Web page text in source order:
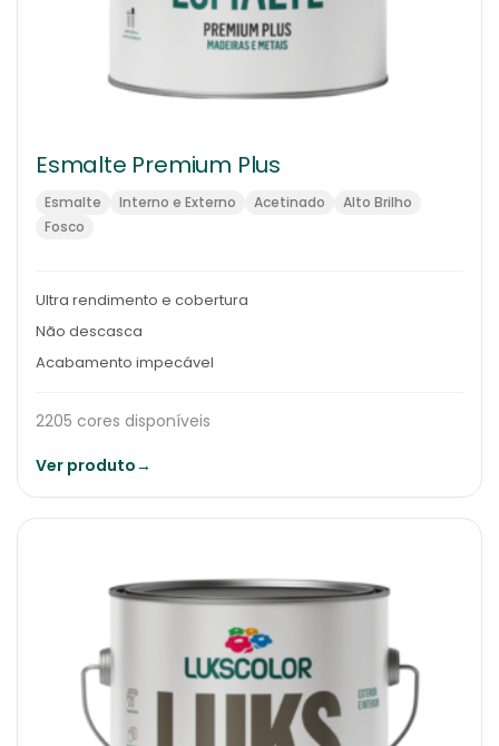
Esmalte Premium Plus
Esmalte Interno e Externo Acetinado
Alto Brilho
Fosco
Ultra rendimento e cobertura
Não descasca
Acabamento impecável
2205 cores disponíveis
Ver produto→